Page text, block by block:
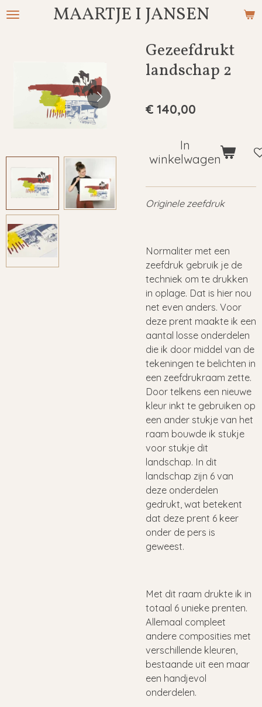
Ga
MAARTJE I JANSEN
Gezeefdrukt
landschap 2
€ 140,00
In
winkelwagen
Originele zeefdruk
Normaliter met een
zeefdruk gebruik je de
techniek om te drukken
in oplage. Dat is hier nou
net even anders. Voor
deze prent maakte ik een
aantal losse onderdelen
die ik door middel van de
tekeningen te belichten in
een zeefdrukraam zette.
Door telkens een nieuwe
kleur inkt te gebruiken op
een ander stukje van het
raam bouwde ik stukje
voor stukje dit
landschap. In dit
landschap zijn 6 van
deze onderdelen
gedrukt, wat betekent
dat deze prent 6 keer
onder de pers is
geweest.
Met dit raam drukte ik in
totaal 6 unieke prenten.
Allemaal compleet
andere composities met
verschillende kleuren,
bestaande uit een maar
een handjevol
onderdelen.